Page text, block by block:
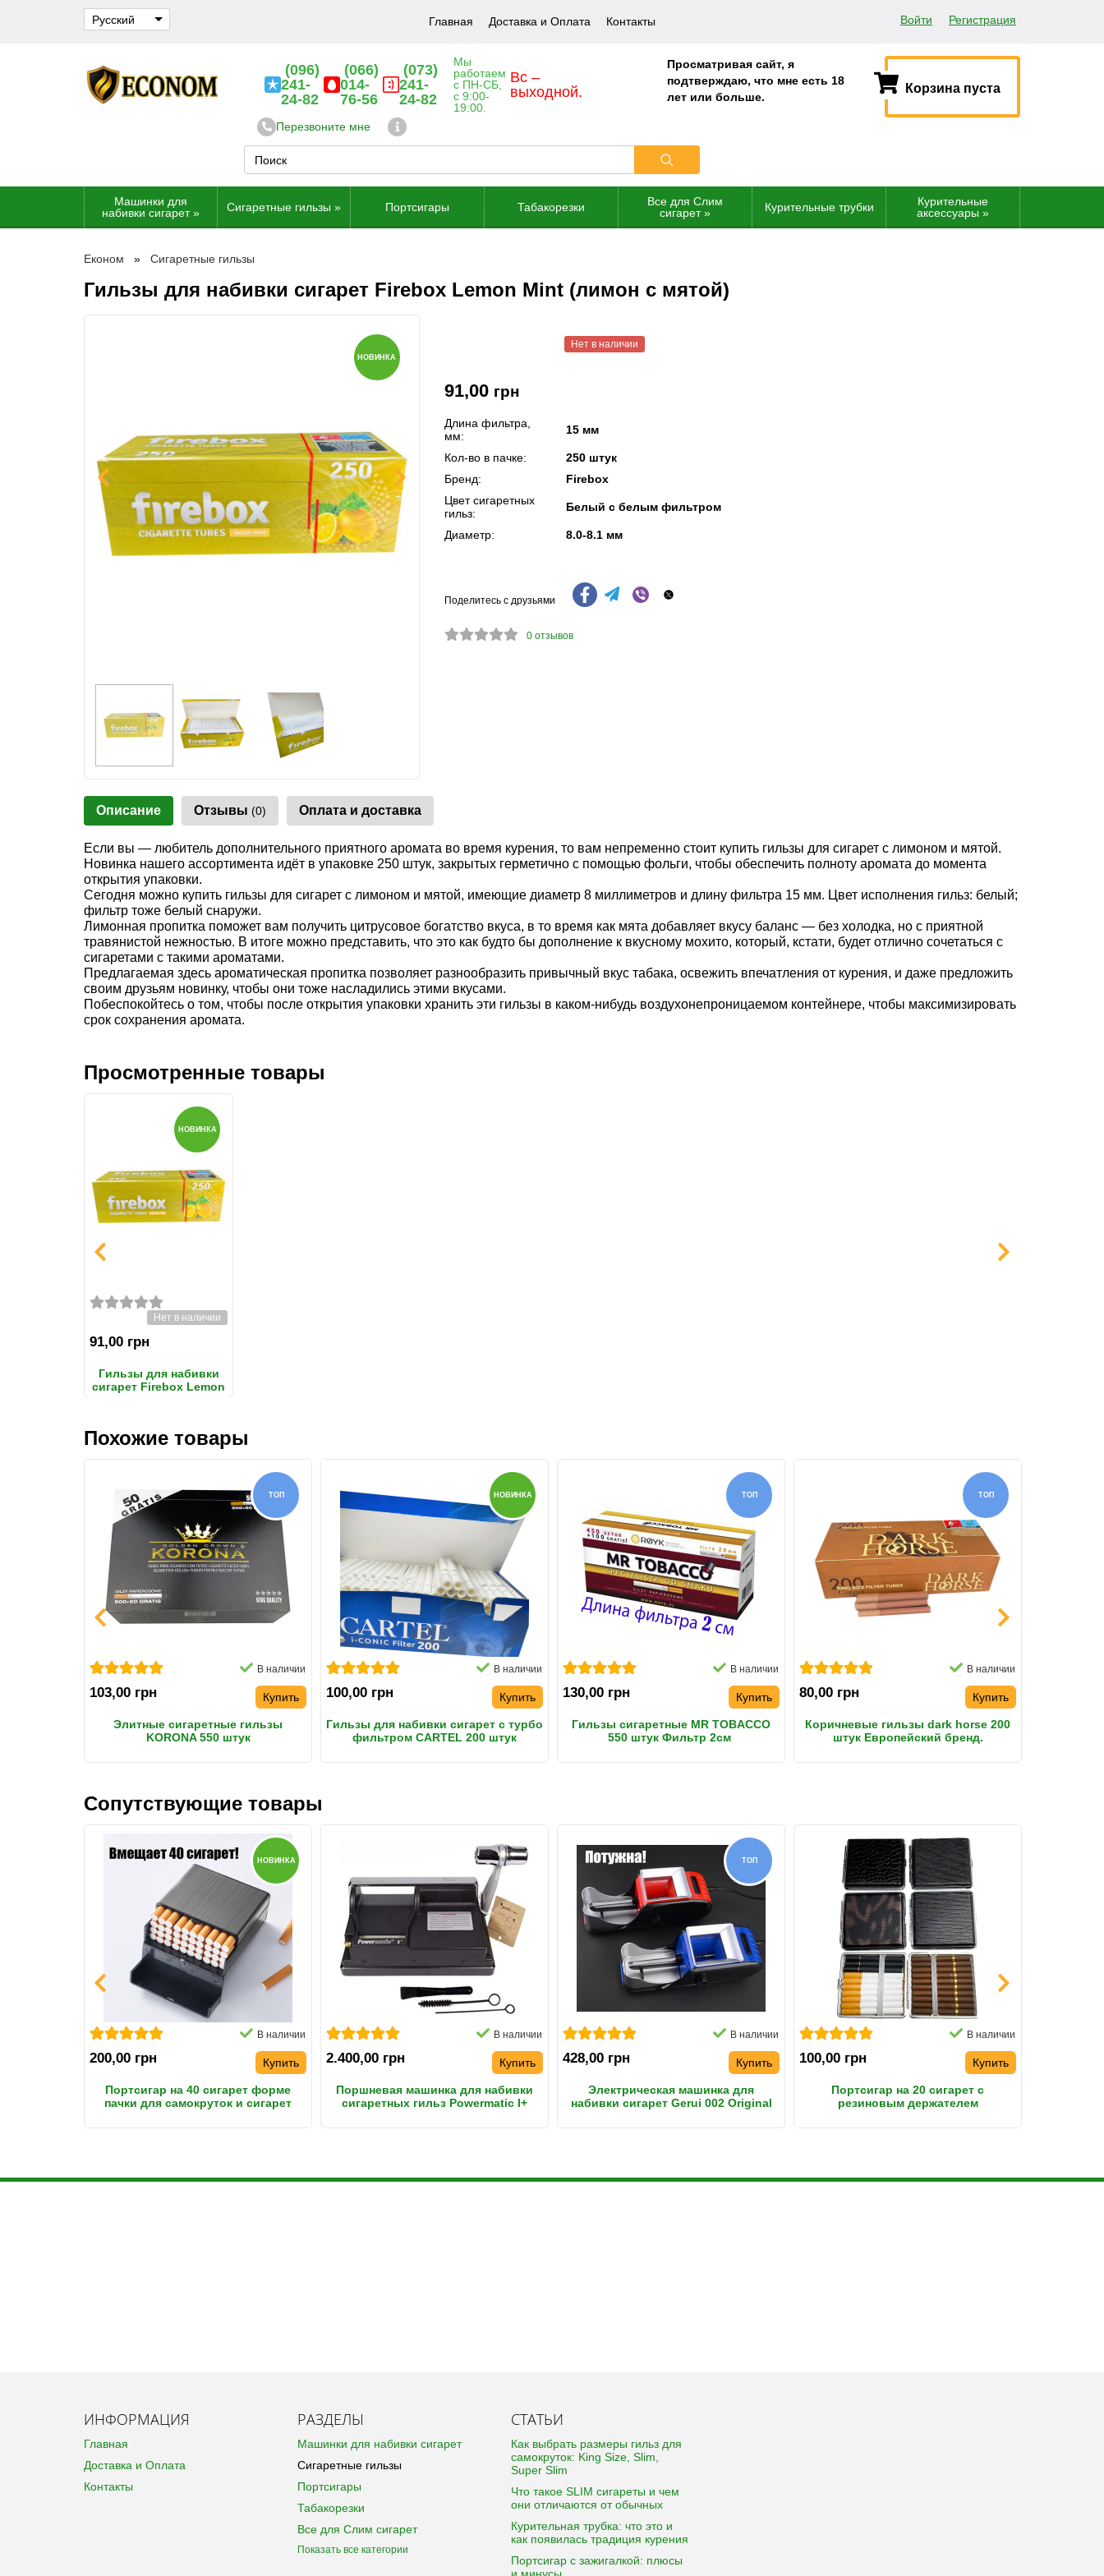
Русский Войти Регистрация
Главная Доставка и Оплата Контакты
(096)
241-
24-82
(066)
014-
76-56
(073)
241-
24-82
Мы
работаем
с ПН-СБ,
с 9:00-
19:00.
Вс –
выходной.
Перезвоните мне
Просматривая сайт, я
подтверждаю, что мне есть 18
лет или больше.
Корзина пуста
Машинки для
набивки сигарет» Сигаретные гильзы » Портсигары Табакорезки
Все для Слим
сигарет» Курительные трубки
Курительные
аксессуары »
Економ Сигаретные гильзы
Гильзы для набивки сигарет Firebox Lemon Mint (лимон с мятой)
НОВИНКА
Нет в наличии
91,00 грн
Длина фильтра,
мм:
15 мм
Кол-во в пачке:
250 штук
Бренд:
Firebox
Цвет сигаретных
гильз:
Белый с белым фильтром
Диаметр: 8.0-8.1 мм
Поделитесь с друзьями
0отзывов
Описание Отзывы (0) Оплата и доставка
Если вы — любитель дополнительного приятного аромата во время курения, то вам непременно стоит купить гильзы для сигарет с лимоном и мятой.
Новинка нашего ассортимента идёт в упаковке 250 штук, закрытых герметично с помощью фольги, чтобы обеспечить полноту аромата до момента
открытия упаковки.
Сегодня можно купить гильзы для сигарет с лимоном и мятой, имеющие диаметр 8 миллиметров и длину фильтра 15 мм. Цвет исполнения гильз: белый;
фильтр тоже белый снаружи.
Лимонная пропитка поможет вам получить цитрусовое богатство вкуса, в то время как мята добавляет вкусу баланс — без холодка, но с приятной
травянистой нежностью. В итоге можно представить, что это как будто бы дополнение к вкусному мохито, который, кстати, будет отлично сочетаться с
сигаретами с такими ароматами.
Предлагаемая здесь ароматическая пропитка позволяет разнообразить привычный вкус табака, освежить впечатления от курения, и даже предложить
своим друзьям новинку, чтобы они тоже насладились этими вкусами.
Побеспокойтесь о том, чтобы после открытия упаковки хранить эти гильзы в каком-нибудь воздухонепроницаемом контейнере, чтобы максимизировать
срок сохранения аромата.
Просмотренные товары
НОВИНКА
Нет в наличии
91,00 грн
Гильзы для набивки
сигарет Firebox Lemon
Похожие товары
ТОП
В наличии
103,00 грн Купить
Элитные сигаретные гильзы
KORONA 550 штук
НОВИНКА
В наличии
100,00 грн Купить
Гильзы для набивки сигарет с турбо
фильтром CARTEL 200 штук
ТОП
В наличии
130,00 грн Купить
Гильзы сигаретные MR TOBACCO
550 штук Фильтр 2см
ТОП
В наличии
80,00 грн Купить
Коричневые гильзы dark horse 200
штук Европейский бренд.
Сопутствующие товары
НОВИНКА
В наличии
200,00 грн Купить
Портсигар на 40 сигарет форме
пачки для самокруток и сигарет
В наличии
2.400,00 грн Купить
Поршневая машинка для набивки
сигаретных гильз Powermatic I+
ТОП
В наличии
428,00 грн Купить
Электрическая машинка для
набивки сигарет Gerui 002 Original
В наличии
100,00 грн Купить
Портсигар на 20 сигарет с
резиновым держателем
ИНФОРМАЦИЯ
Главная
Доставка и Оплата
Контакты
РАЗДЕЛЫ
Машинки для набивки сигарет
Сигаретные гильзы
Портсигары
Табакорезки
Все для Слим сигарет
Показать все категории
СТАТЬИ
Как выбрать размеры гильз для
самокруток: King Size, Slim,
Super Slim
Что такое SLIM сигареты и чем
они отличаются от обычных
Курительная трубка: что это и
как появилась традиция курения
Портсигар с зажигалкой: плюсы